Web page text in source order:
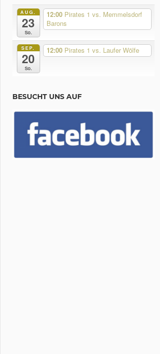
AUG.
23
So.
12:00 Pirates 1 vs. Memmelsdorf
Barons
SEP.
20
So.
12:00 Pirates 1 vs. Laufer Wölfe
BESUCHT UNS AUF